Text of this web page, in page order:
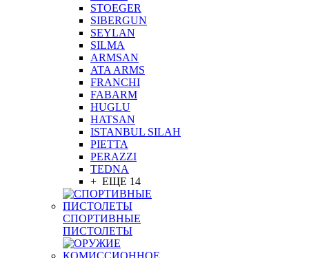
STOEGER
SIBERGUN
SEYLAN
SILMA
ARMSAN
ATA ARMS
FRANCHI
FABARM
HUGLU
HATSAN
ISTANBUL SILAH
PIETTA
PERAZZI
TEDNA
+ ЕЩЕ 14
СПОРТИВНЫЕ
ПИСТОЛЕТЫ